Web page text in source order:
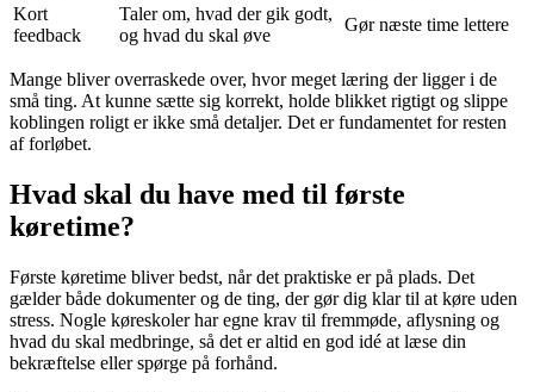
Kort
feedback
Taler om, hvad der gik godt,
og hvad du skal øve
Gør næste time lettere
Mange bliver overraskede over, hvor meget læring der ligger i de
små ting. At kunne sætte sig korrekt, holde blikket rigtigt og slippe
koblingen roligt er ikke små detaljer. Det er fundamentet for resten
af forløbet.
Hvad skal du have med til første
køretime?
Første køretime bliver bedst, når det praktiske er på plads. Det
gælder både dokumenter og de ting, der gør dig klar til at køre uden
stress. Nogle køreskoler har egne krav til fremmøde, aflysning og
hvad du skal medbringe, så det er altid en god idé at læse din
bekræftelse eller spørge på forhånd.